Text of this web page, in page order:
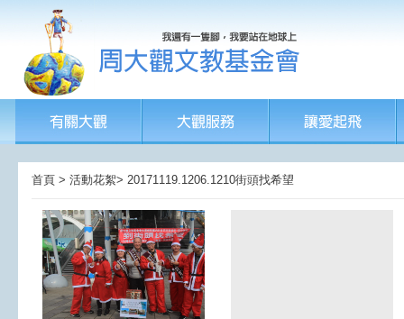
首頁 > 活動花絮> 20171119.1206.1210街頭找希望